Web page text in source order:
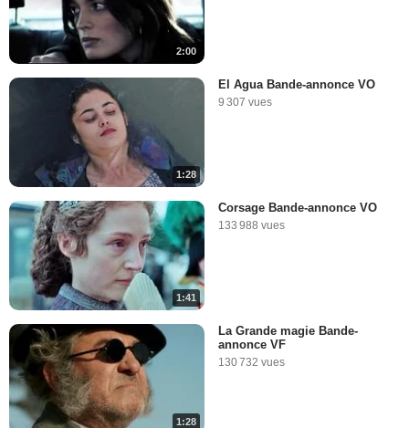
2:00
1:28
El Agua Bande-annonce VO
9 307 vues
1:41
Corsage Bande-annonce VO
133 988 vues
1:28
La Grande magie Bande-
annonce VF
130 732 vues